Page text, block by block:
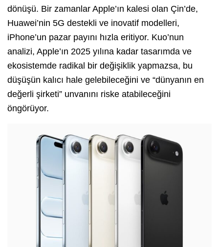
dönüşü. Bir zamanlar Apple’ın kalesi olan Çin’de,
Huawei’nin 5G destekli ve inovatif modelleri,
iPhone’un pazar payını hızla eritiyor. Kuo’nun
analizi, Apple’ın 2025 yılına kadar tasarımda ve
ekosistemde radikal bir değişiklik yapmazsa, bu
düşüşün kalıcı hale gelebileceğini ve “dünyanın en
değerli şirketi” unvanını riske atabileceğini
öngörüyor.